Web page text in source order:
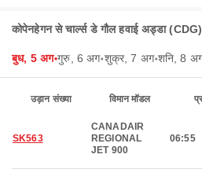
कोपेनहेगन से चार्ल्स डे गौल हवाई अड्डा
बुध, 5 अग॰गुरु, 6 अग॰शुक्र, 7 अग॰शनि, 8
उड़ान संख्या विमान मॉडल
SK563
CANADAIR
REGIONAL
JET 900
06:55